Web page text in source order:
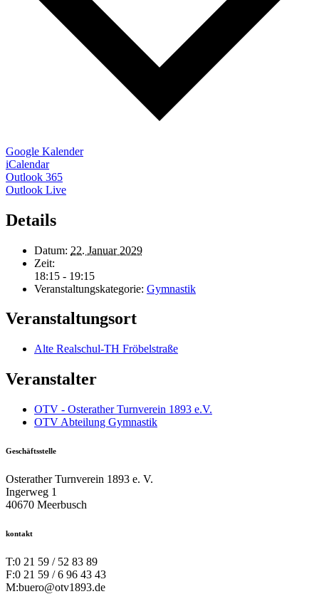
Google Kalender
iCalendar
Outlook 365
Outlook Live
Details
Datum: 22. Januar 2029
Zeit:
18:15 - 19:15
Veranstaltungskategorie: Gymnastik
Veranstaltungsort
Alte Realschul-TH Fröbelstraße
Veranstalter
OTV - Osterather Turnverein 1893 e.V.
OTV Abteilung Gymnastik
Geschäftsstelle
Osterather Turnverein 1893 e. V.
Ingerweg 1
40670 Meerbusch
kontakt
T:0 21 59 / 52 83 89
F:0 21 59 / 6 96 43 43
M:buero@otv1893.de